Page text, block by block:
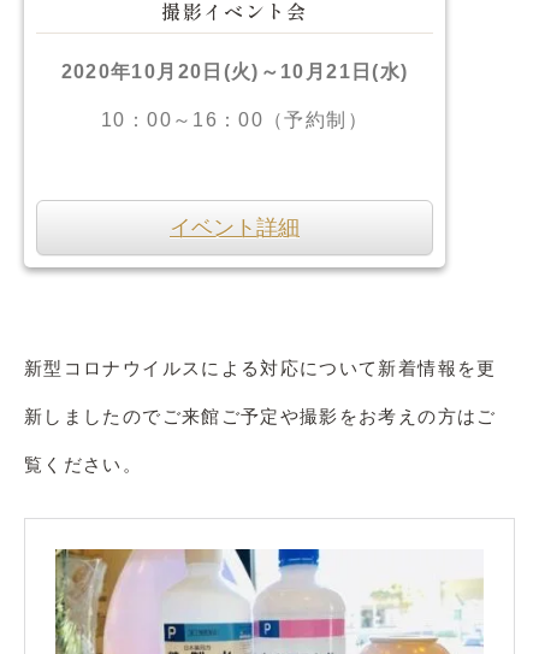
撮影イベント会
2020年10月20日(火)～10月21日(水)
10：00～16：00（予約制）
イベント詳細
新型コロナウイルスによる対応について新着情報を更
新しましたのでご来館ご予定や撮影をお考えの方はご
覧ください。